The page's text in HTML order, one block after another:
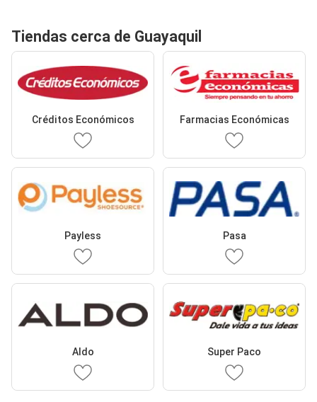
Tiendas cerca de Guayaquil
Créditos Económicos Farmacias Económicas
Payless Pasa
Aldo Super Paco